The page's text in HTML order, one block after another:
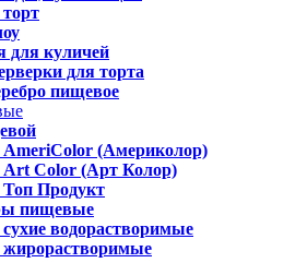
для куличей
для торта
пищевое
AmeriColor (Америколор)
Art Color (Арт Колор)
Продукт
пищевые
водорастворимые
жирорастворимые